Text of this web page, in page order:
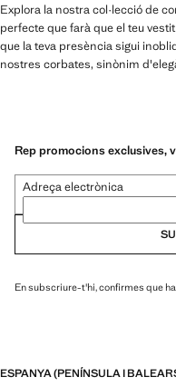
Explora la nostra col·lecció de
perfecte que farà que el teu
que la teva presència sigui
nostres corbates, sinònim
Rep promocions exclusives,
Adreça electrònica
En subscriure-t'hi, confirmes que
ESPANYA (PENÍNSULA I